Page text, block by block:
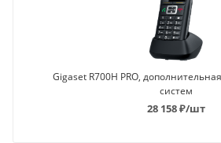
Gigaset R700H PRO,
систем
28 158₽/шт